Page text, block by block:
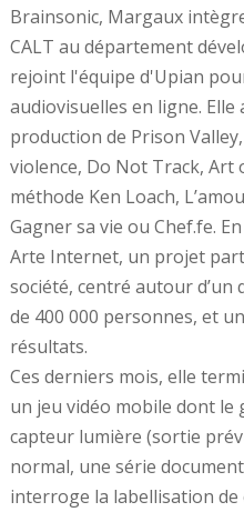
Brainsonic, Margaux
CALT au département
rejoint l'équipe d'Upian
audiovisuelles en ligne.
production de Prison
violence, Do Not Track, Art
méthode Ken Loach,
Gagner sa vie ou Chef.fe.
Arte Internet, un projet
société, centré autour
de 400 000 personnes, et
résultats.
Ces derniers mois, elle
un jeu vidéo mobile dont le
capteur lumière (sortie
normal, une série
interroge la labellisation